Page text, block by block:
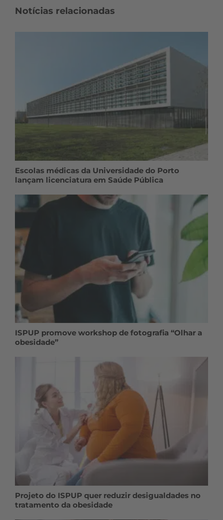
Notícias relacionadas
Escolas médicas da Universidade do Porto
lançam licenciatura em Saúde Pública
ISPUP promove workshop de fotografia “Olhar a
obesidade”
Projeto do ISPUP quer reduzir desigualdades no
tratamento da obesidade